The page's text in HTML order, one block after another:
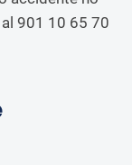
901 10 65 70